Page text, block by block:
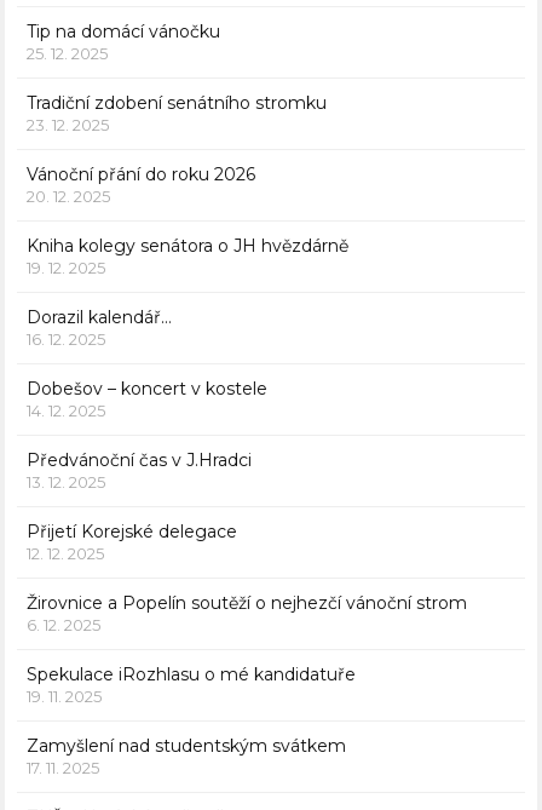
Tip na domácí vánočku
25. 12. 2025
Tradiční zdobení senátního stromku
23. 12. 2025
Vánoční přání do roku 2026
20. 12. 2025
Kniha kolegy senátora o JH hvězdárně
19. 12. 2025
Dorazil kalendář…
16. 12. 2025
Dobešov – koncert v kostele
14. 12. 2025
Předvánoční čas v J.Hradci
13. 12. 2025
Přijetí Korejské delegace
12. 12. 2025
Žirovnice a Popelín soutěží o nejhezčí vánoční strom
6. 12. 2025
Spekulace iRozhlasu o mé kandidatuře
19. 11. 2025
Zamyšlení nad studentským svátkem
17. 11. 2025